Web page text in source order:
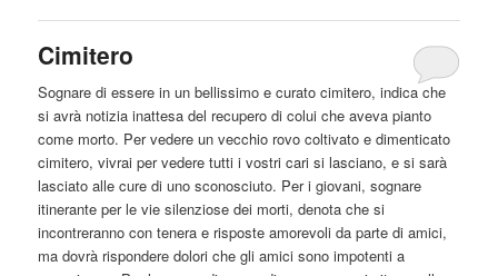
Cimitero
Sognare diessere in un bellissimo e curato cimitero, indica che
si avrà notizia inattesa del recupero di colui che aveva pianto
come morto. Per vedere un vecchio rovo coltivato e dimenticato
cimitero, vivrai per vedere tutti i vostri cari si lasciano, e si sarà
lasciato alle cure diuno sconosciuto. Per i giovani, sognare
itinerante per le vie silenziose dei morti, denota che si
incontreranno con tenera e risposte amorevolida parte di amici,
ma dovrà rispondere dolori che gli amici sono impotenti a